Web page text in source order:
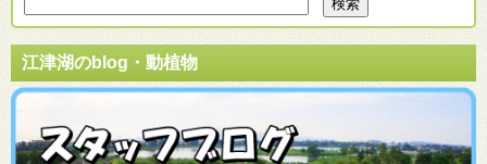
江津湖のblog・動植物